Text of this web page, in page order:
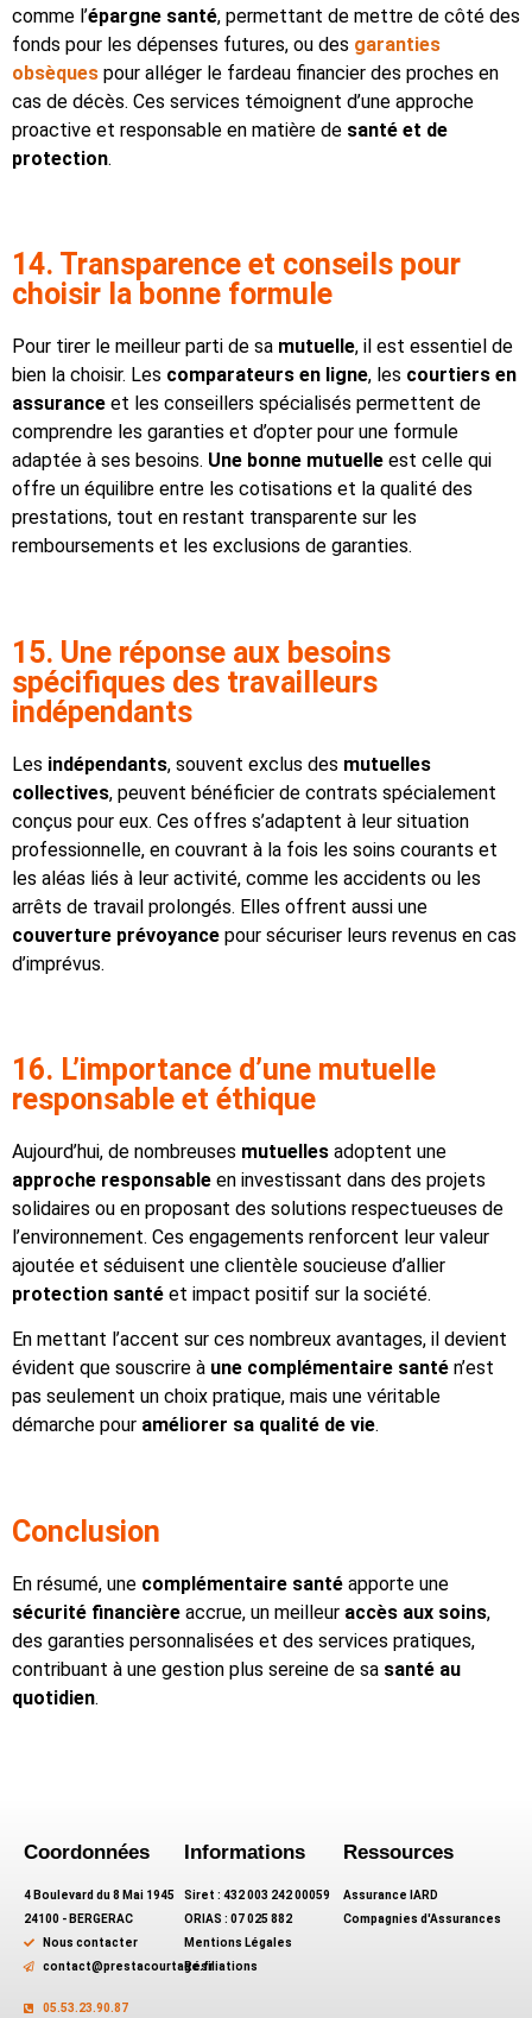
comme l’épargne santé, permettant de mettre de côté des
fonds pour les dépenses futures, ou des garanties
obsèques pour alléger le fardeau financier des proches en
cas de décès. Ces services témoignent d’une approche
proactive et responsable en matière de santé et de
protection.
14. Transparence et conseils pour
choisir la bonne formule
Pour tirer le meilleur parti de sa mutuelle, il est essentiel de
bien la choisir. Les comparateurs en ligne, les courtiers en
assurance et les conseillers spécialisés permettent de
comprendre les garanties et d’opter pour une formule
adaptée à ses besoins. Une bonne mutuelle est celle qui
offre un équilibre entre les cotisations et la qualité des
prestations, tout en restant transparente sur les
remboursements et les exclusions de garanties.
15. Une réponse aux besoins
spécifiques des travailleurs
indépendants
Les indépendants, souvent exclus des mutuelles
collectives, peuvent bénéficier de contrats spécialement
conçus pour eux. Ces offres s’adaptent à leur situation
professionnelle, en couvrant à la fois les soins courants et
les aléas liés à leur activité, comme les accidents ou les
arrêts de travail prolongés. Elles offrent aussi une
couverture prévoyance pour sécuriser leurs revenus en cas
d’imprévus.
16. L’importance d’une mutuelle
responsable et éthique
Aujourd’hui, de nombreuses mutuelles adoptent une
approche responsable en investissant dans des projets
solidaires ou en proposant des solutions respectueuses de
l’environnement. Ces engagements renforcent leur valeur
ajoutée et séduisent une clientèle soucieuse d’allier
protection santé et impact positif sur la société.
En mettant l’accent sur ces nombreux avantages, il devient
évident que souscrire à une complémentaire santé n’est
pas seulement un choix pratique, mais une véritable
démarche pour améliorer sa qualité de vie.
Conclusion
En résumé, une complémentaire santé apporte une
sécurité financière accrue, un meilleur accès aux soins,
des garanties personnalisées et des services pratiques,
contribuant à une gestion plus sereine de sa santé au
quotidien.​
Coordonnées
4 Boulevard du 8 Mai 1945
24100 - BERGERAC
Nous contacter
contact@prestacourtage.fr
05.53.23.90.87
Informations
Siret : 432 003 242 00059
ORIAS : 07 025 882
Mentions Légales
Résiliations
Ressources
Assurance IARD
Compagnies d'Assurances